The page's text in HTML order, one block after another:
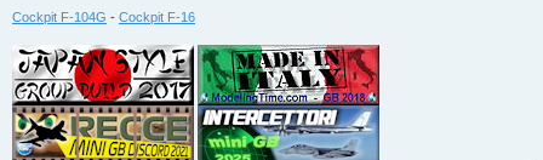
Cockpit F-104G - Cockpit F-16